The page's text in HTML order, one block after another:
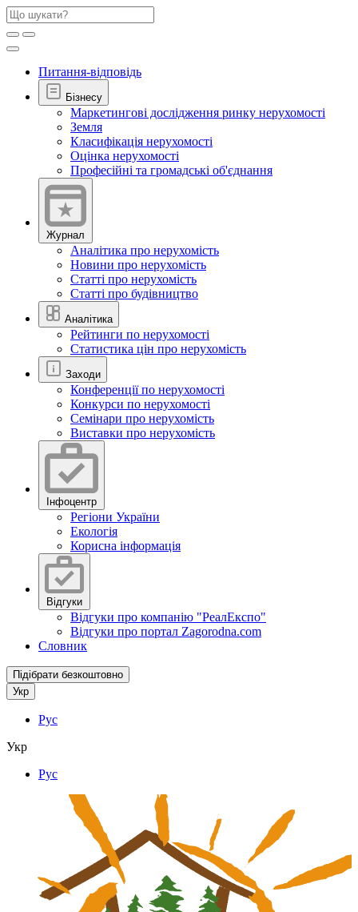
Питання-відповідь
Бізнесу
Маркетингові дослідження ринку нерухомості
Земля
Класифікація нерухомості
Оцінка нерухомості
Професійні та громадські об'єднання
Журнал
Аналітика про нерухомість
Новини про нерухомість
Статті про нерухомість
Статті про будівництво
Аналітика
Рейтинги по нерухомості
Статистика цін про нерухомість
Заходи
Конференції по нерухомості
Конкурси по нерухомості
Семінари про нерухомість
Виставки про нерухомість
Інфоцентр
Регіони України
Екологія
Корисна інформація
Відгуки
Відгуки про компанію "РеалЕкспо"
Відгуки про портал Zagorodna.com
Словник
Підібрати безкоштовно
Укр
Рус
Укр
Рус